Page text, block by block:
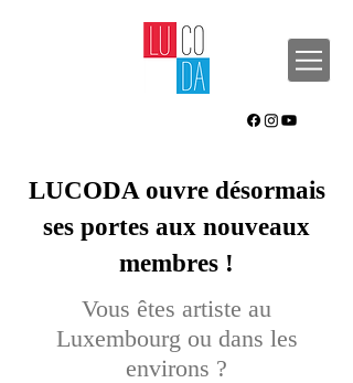
LUCODA ouvre désormais
ses portes aux nouveaux
membres !
Vous êtes artiste au
Luxembourg ou dans les
environs ?